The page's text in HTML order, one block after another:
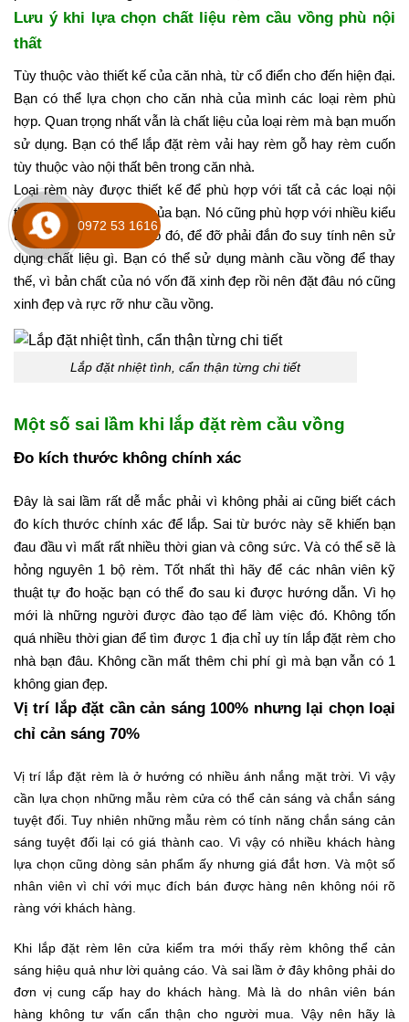
Lưu ý khi lựa chọn chất liệu rèm cầu vồng phù nội
thất
Tùy thuộc vào thiết kế của căn nhà, từ cổ điển cho đến hiện đại.
Bạn có thể lựa chọn cho căn nhà của mình các loại rèm phù
hợp. Quan trọng nhất vẫn là chất liệu của loại rèm mà bạn muốn
sử dụng. Bạn có thể lắp đặt rèm vải hay rèm gỗ hay rèm cuốn
tùy thuộc vào nội thất bên trong căn nhà.
Loại rèm này được thiết kế để phù hợp với tất cả các loại nội
thất bên trong căn nhà của bạn. Nó cũng phù hợp với nhiều kiểu
thiết kế của căn nhà. Do đó, để đỡ phải đắn đo suy tính nên sử
dụng chất liệu gì. Bạn có thể sử dụng mành cầu vồng để thay
thế, vì bản chất của nó vốn đã xinh đẹp rồi nên đặt đâu nó cũng
xinh đẹp và rực rỡ như cầu vồng.
Lắp đặt nhiệt tình, cẩn thận từng chi tiết
Một số sai lầm khi lắp đặt rèm cầu vồng
Đo kích thước không chính xác
Đây là sai lầm rất dễ mắc phải vì không phải ai cũng biết cách
đo kích thước chính xác để lắp. Sai từ bước này sẽ khiến bạn
đau đầu vì mất rất nhiều thời gian và công sức. Và có thể sẽ là
hỏng nguyên 1 bộ rèm. Tốt nhất thì hãy để các nhân viên kỹ
thuật tự đo hoặc bạn có thể đo sau ki được hướng dẫn. Vì họ
mới là những người được đào tạo để làm việc đó. Không tốn
quá nhiều thời gian để tìm được 1 địa chỉ uy tín lắp đặt rèm cho
nhà bạn đâu. Không cần mất thêm chi phí gì mà bạn vẫn có 1
không gian đẹp.
Vị trí lắp đặt cần cản sáng 100% nhưng lại chọn loại
chỉ cản sáng 70%
Vị trí lắp đặt rèm là ở hướng có nhiều ánh nắng mặt trời. Vì vậy
cần lựa chọn những mẫu rèm cửa có thể cản sáng và chắn sáng
tuyệt đối. Tuy nhiên những mẫu rèm có tính năng chắn sáng cản
sáng tuyệt đối lại có giá thành cao. Vì vậy có nhiều khách hàng
lựa chọn cũng dòng sản phẩm ấy nhưng giá đắt hơn. Và một số
nhân viên vì chỉ với mục đích bán được hàng nên không nói rõ
ràng với khách hàng.
Khi lắp đặt rèm lên cửa kiểm tra mới thấy rèm không thể cản
sáng hiệu quả như lời quảng cáo. Và sai lầm ở đây không phải do
đơn vị cung cấp hay do khách hàng. Mà là do nhân viên bán
hàng không tư vấn cẩn thận cho người mua. Vậy nên hãy là
0972 53 1616